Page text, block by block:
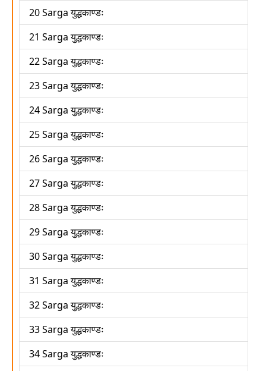
20 Sarga युद्धकाण्डः
21 Sarga युद्धकाण्डः
22 Sarga युद्धकाण्डः
23 Sarga युद्धकाण्डः
24 Sarga युद्धकाण्डः
25 Sarga युद्धकाण्डः
26 Sarga युद्धकाण्डः
27 Sarga युद्धकाण्डः
28 Sarga युद्धकाण्डः
29 Sarga युद्धकाण्डः
30 Sarga युद्धकाण्डः
31 Sarga युद्धकाण्डः
32 Sarga युद्धकाण्डः
33 Sarga युद्धकाण्डः
34 Sarga युद्धकाण्डः